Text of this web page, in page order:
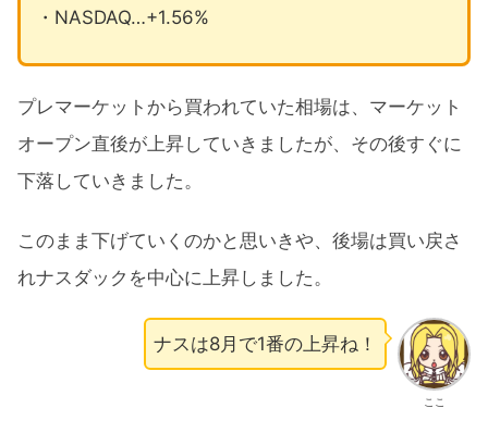
・NASDAQ…+1.56%
プレマーケットから買われていた相場は、マーケット
オープン直後が上昇していきましたが、その後すぐに
下落していきました。
このまま下げていくのかと思いきや、後場は買い戻さ
れナスダックを中心に上昇しました。
ここ
ナスは8月で1番の上昇ね！